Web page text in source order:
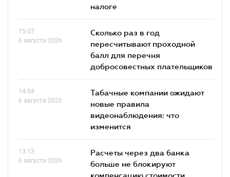
налоге
15.07
6 августа 2026
Сколько раз в год
пересчитывают проходной
балл для перечня
добросовестных плательщиков
14.04
6 августа 2026
Табачные компании ожидают
новые правила
видеонаблюдения: что
изменится
13.13
6 августа 2026
Расчеты через два банка
больше не блокируют
компенсацию стоимости